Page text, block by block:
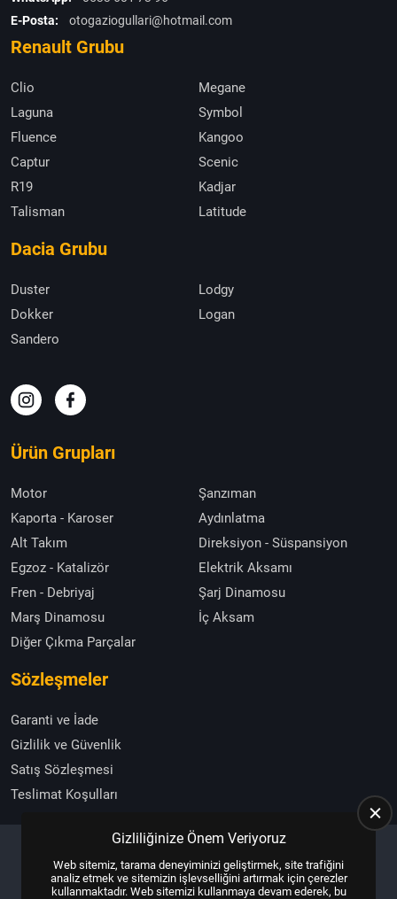
E-Posta:
otogaziogullari@hotmail.com
Renault Grubu
Clio
Megane
Laguna
Symbol
Fluence
Kangoo
Captur
Scenic
R19
Kadjar
Talisman
Latitude
Dacia Grubu
Duster
Lodgy
Dokker
Logan
Sandero
Ürün Grupları
Motor
Şanzıman
Kaporta - Karoser
Aydınlatma
Alt Takım
Direksiyon - Süspansiyon
Egzoz - Katalizör
Elektrik Aksamı
Fren - Debriyaj
Şarj Dinamosu
Marş Dinamosu
İç Aksam
Diğer Çıkma Parçalar
Sözleşmeler
Garanti ve İade
Gizlilik ve Güvenlik
Satış Sözleşmesi
Teslimat Koşulları
Copyright © 2025, All Right ReservedUS YAZILIM
Gizliliğinize Önem Veriyoruz
Web sitemiz, tarama deneyiminizi geliştirmek, site trafiğini
analiz etmek ve sitemizin işlevselliğini artırmak için çerezler
kullanmaktadır. Web sitemizi kullanmaya devam ederek, bu